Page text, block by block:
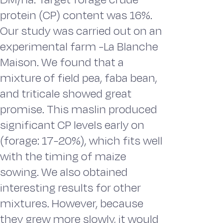
protein (CP) content was 16%.
Our study was carried out on an
experimental farm -La Blanche
Maison. We found that a
mixture of field pea, faba bean,
and triticale showed great
promise. This maslin produced
significant CP levels early on
(forage: 17-20%), which fits well
with the timing of maize
sowing. We also obtained
interesting results for other
mixtures. However, because
they grew more slowly, it would